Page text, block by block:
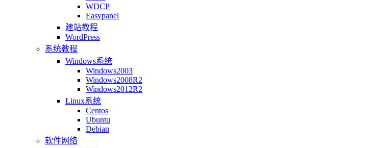
WDCP
Easypanel
建站教程
WordPress
系统教程
Windows系统
Windows2003
Windows2008R2
Windows2012R2
Linux系统
Centos
Ubuntu
Debian
软件网络